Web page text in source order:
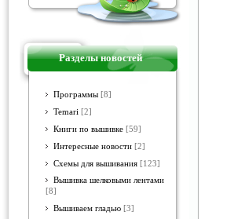
Разделы новостей
Программы [8]
Temari [2]
Книги по вышивке [59]
Интересные новости [2]
Схемы для вышивания [123]
Вышивка шелковыми лентами
[8]
Вышиваем гладью [3]